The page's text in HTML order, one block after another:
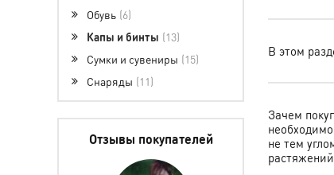
В этом
Зачем
не тем
Обувь 6
Капы и бинты 13
Сумки и сувениры 15
Снаряды 11
Отзывы покупателей